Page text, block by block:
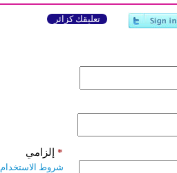
تعليقك كزائر
إلزامي *
شروط الاستخدام